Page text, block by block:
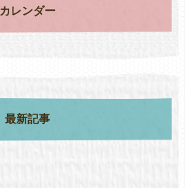
カレンダー
最新記事